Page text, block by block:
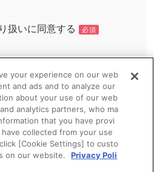
扱いに同意する 必須
your experience on our web
and ads and to analyze our
about your use of our web
analytics partners, who ma
that you have provi
collected from your use
[Cookie Settings] to custo
on our website.
Privacy Poli